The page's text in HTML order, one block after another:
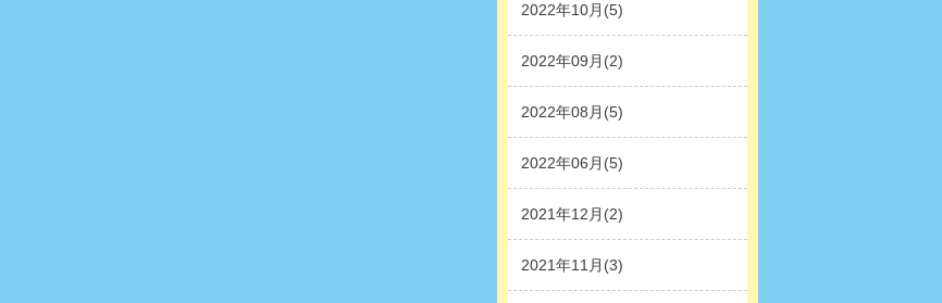
2022年10月(5)
2022年09月(2)
2022年08月(5)
2022年06月(5)
2021年12月(2)
2021年11月(3)